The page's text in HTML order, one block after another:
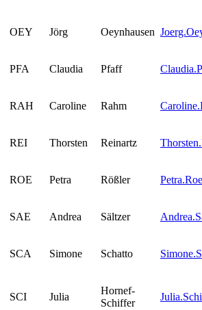
OEY Jörg Oeynhausen
PFA Claudia Pfaff
RAH Caroline Rahm
REI Thorsten Reinartz
ROE Petra Rößler
SAE Andrea Sältzer
SCA Simone Schatto
SCI Julia
Hornef-
Schiffer